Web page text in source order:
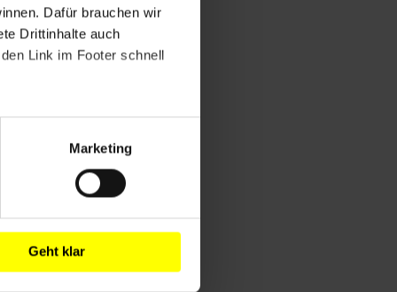
Dafür brauchen wir
Drittinhalte auch
Link im Footer schnell
Marketing
Geht klar